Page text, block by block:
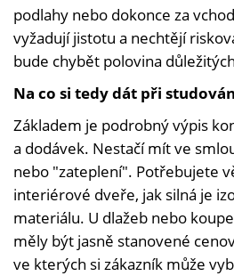
podlahy nebo dokonce za
vyžadují jistotu a nechtějí
bude chybět polovina
Na co si tedy dát při
Základem je podrobný výpis
a dodávek. Nestačí mít ve
nebo "zateplení". Potřebujete
interiérové dveře, jak silná je
materiálu. U dlažeb nebo
měly být jasně stanovené
ve kterých si zákazník může